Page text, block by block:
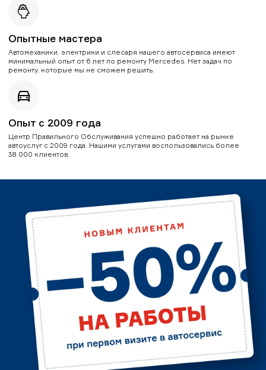
Опытные мастера
Автомеханики, электрики и слесаря нашего автосервиса имеют
минимальный опыт от 6 лет по ремонту Mercedes. Нет задач по
ремонту, которые мы не сможем решить.
Опыт с 2009 года
Центр Правильного Обслуживания успешно работает на рынке
автоуслуг с 2009 года. Нашими услугами воспользовались более
38 000 клиентов.